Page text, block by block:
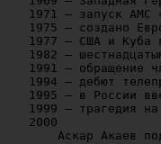
1971 — запуск АМС
1975 — создано
1977 — США и Куба
1982 —
1991 — обращение
1994 — дебют
1995 — в России
1999 — трагедия
   2000
Аскар Акаев